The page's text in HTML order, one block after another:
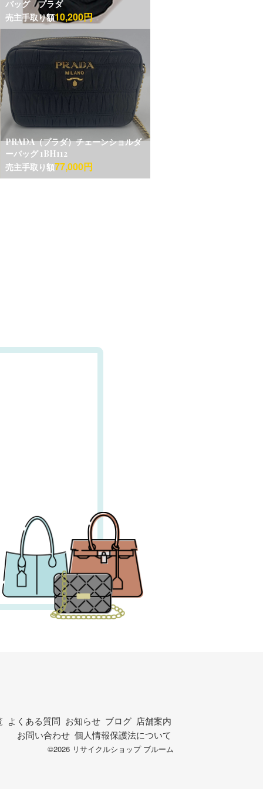
バッグ プラダ
売主手取り額10,200円
PRADA（プラダ）チェーンショルダ
ーバッグ 1BH112
売主手取り額77,000円
よくある質問 お知らせ ブログ 店舗案内
お問い合わせ 個人情報保護法について
©2026 リサイクルショップ ブルーム